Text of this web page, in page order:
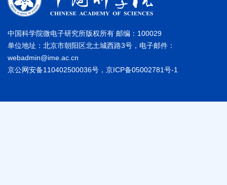
中国科学院微电子研究所版权所有 邮编：100029
单位地址：北京市朝阳区北土城西路3号，电子邮件：
webadmin@ime.ac.cn
京公网安备110402500036号，京ICP备05002781号-1